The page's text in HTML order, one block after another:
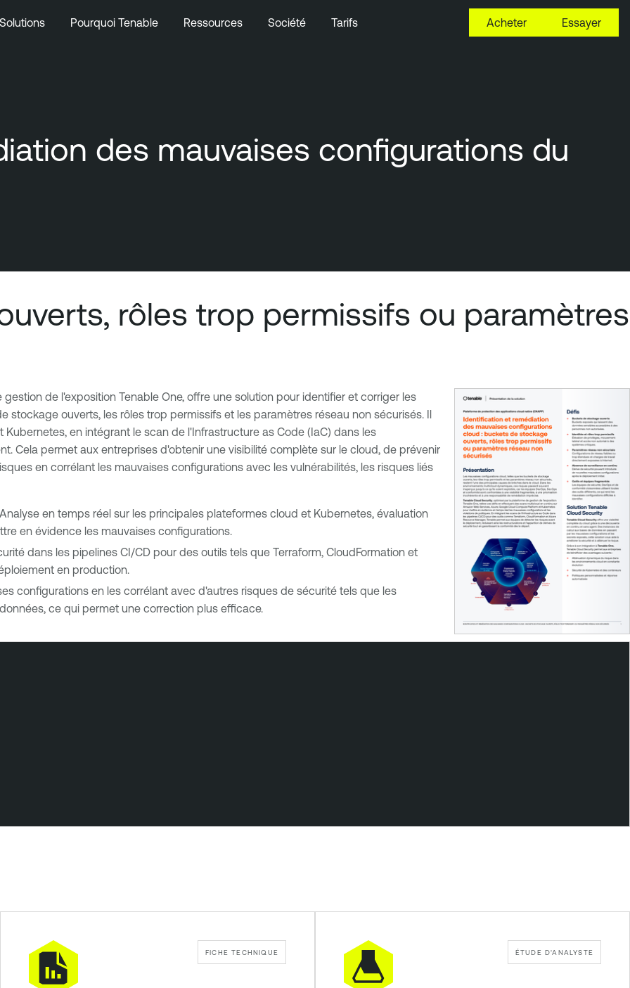
Solutions Pourquoi Tenable Ressources Société Tarifs Acheter Essayer
des mauvaises configurations du
rôles trop permissifs ou paramètres
de l'exposition Tenable One, offre une solution pour identifier et corriger les
ouverts, les rôles trop permissifs et les paramètres réseau non sécurisés. Il
en intégrant le scan de l'Infrastructure as Code (IaC) dans les
Cela permet aux entreprises d'obtenir une visibilité complète sur le cloud, de prévenir
en corrélant les mauvaises configurations avec les vulnérabilités, les risques liés
en temps réel sur les principales plateformes cloud et Kubernetes, évaluation
en évidence les mauvaises configurations.
dans les pipelines CI/CD pour des outils tels que Terraform, CloudFormation et
en production.
configurations en les corrélant avec d'autres risques de sécurité tels que les
ce qui permet une correction plus efficace.
FICHE TECHNIQUE ÉTUDE D'ANALYSTE